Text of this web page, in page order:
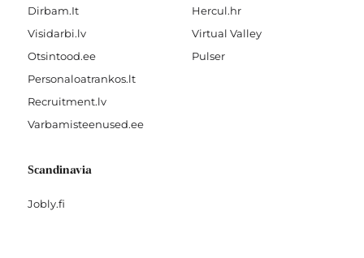
Dirbam.It
Visidarbi.lv
Otsintood.ee
Personaloatrankos.lt
Recruitment.lv
Varbamisteenused.ee
Hercul.hr
Virtual Valley
Pulser
Scandinavia
Jobly.fi